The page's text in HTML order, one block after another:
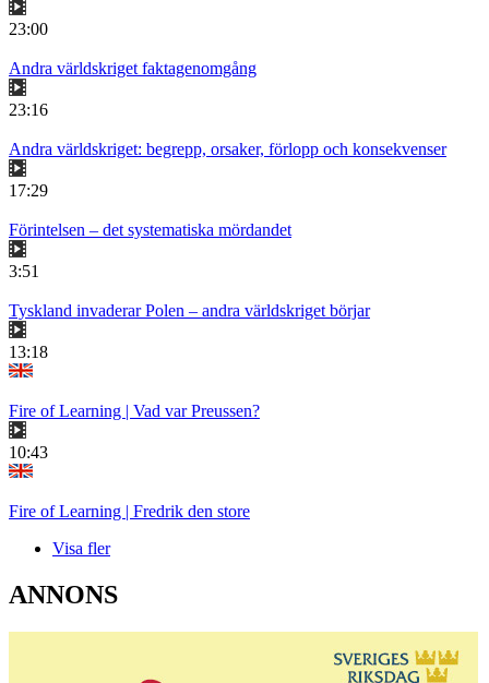
23:00
Andra världskriget faktagenomgång
23:16
Andra världskriget: begrepp, orsaker, förlopp och konsekvenser
17:29
Förintelsen – det systematiska mördandet
3:51
Tyskland invaderar Polen – andra världskriget börjar
13:18
Fire of Learning | Vad var Preussen?
10:43
Fire of Learning | Fredrik den store
Visa fler
ANNONS